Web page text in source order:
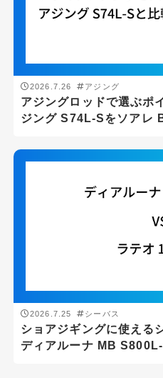
2026.7.26 アジング
アジングロッドで選ぶポ
ジング S74L-Sをソアレ
2026.7.25 シーバス
ショアジギングに使える
ディアルーナ MB
ロッドタイプ
1ピースロッド
仕舞寸法